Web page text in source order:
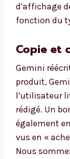
d’affichage
fonction du
Copie et
Gemini
produit,
l’utilisateur
rédigé. Un
également
vus en «
Nous